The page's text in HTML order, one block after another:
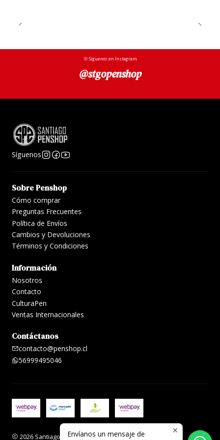
Síguenos en Instagram
@stgopenshop
Síguenos
Sobre Penshop
Cómo comprar
Preguntas Frecuentes
Política de Envíos
Cambios y Devoluciones
Términos y Condiciones
Información
Nosotros
Contacto
CulturaPen
Ventas Internacionales
Contáctanos
contacto@penshop.cl
56999495046
2026 Santiago Penshop plumas, lapiceras y accesorios.
Envíanos un mensaje de